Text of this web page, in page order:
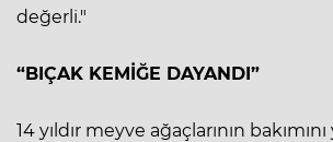
değerli."
“BIÇAK KEMİĞE DAYANDI”
14 yıldır meyve ağaçlarının